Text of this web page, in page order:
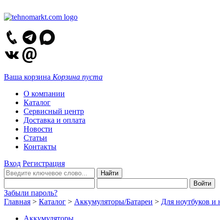
Ваша корзина Корзина пуста
О компании
Каталог
Сервисный центр
Доставка и оплата
Новости
Статьи
Контакты
Вход Регистрация
Забыли пароль?
Главная > Каталог > Аккумуляторы/Батареи > Для ноутбуков и
Аккумуляторы